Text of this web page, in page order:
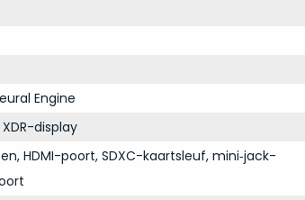
Engine
display
HDMI-poort, SDXC-kaartsleuf, mini‑jack-